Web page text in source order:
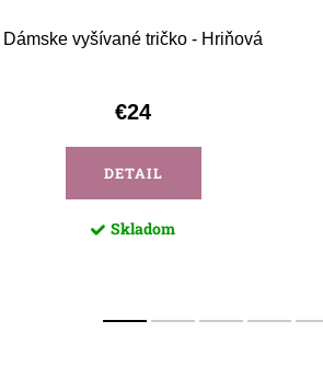
Dámske vyšívané tričko - Hriňová
€24
DETAIL
Skladom